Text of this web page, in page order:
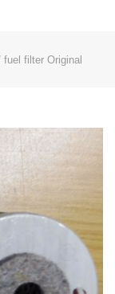
filter Original